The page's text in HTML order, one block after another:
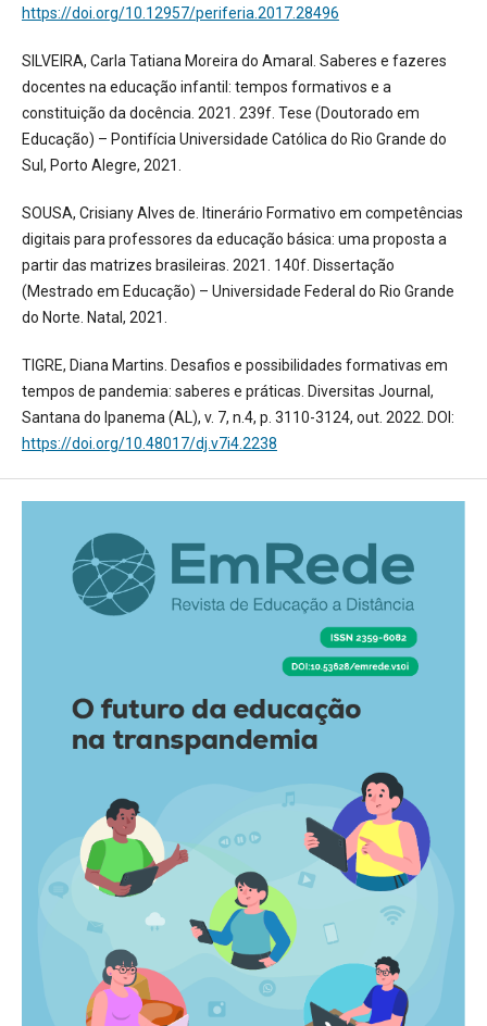
https://doi.org/10.12957/periferia.2017.28496
SILVEIRA, Carla Tatiana Moreira do Amaral. Saberes e fazeres
docentes na educação infantil: tempos formativos e a
constituição da docência. 2021. 239f. Tese (Doutorado em
Educação) – Pontifícia Universidade Católica do Rio Grande do
Sul, Porto Alegre, 2021.
SOUSA, Crisiany Alves de. Itinerário Formativo em competências
digitais para professores da educação básica: uma proposta a
partir das matrizes brasileiras. 2021. 140f. Dissertação
(Mestrado em Educação) – Universidade Federal do Rio Grande
do Norte. Natal, 2021.
TIGRE, Diana Martins. Desafios e possibilidades formativas em
tempos de pandemia: saberes e práticas. Diversitas Journal,
Santana do Ipanema (AL), v. 7, n.4, p. 3110-3124, out. 2022. DOI:
https://doi.org/10.48017/dj.v7i4.2238